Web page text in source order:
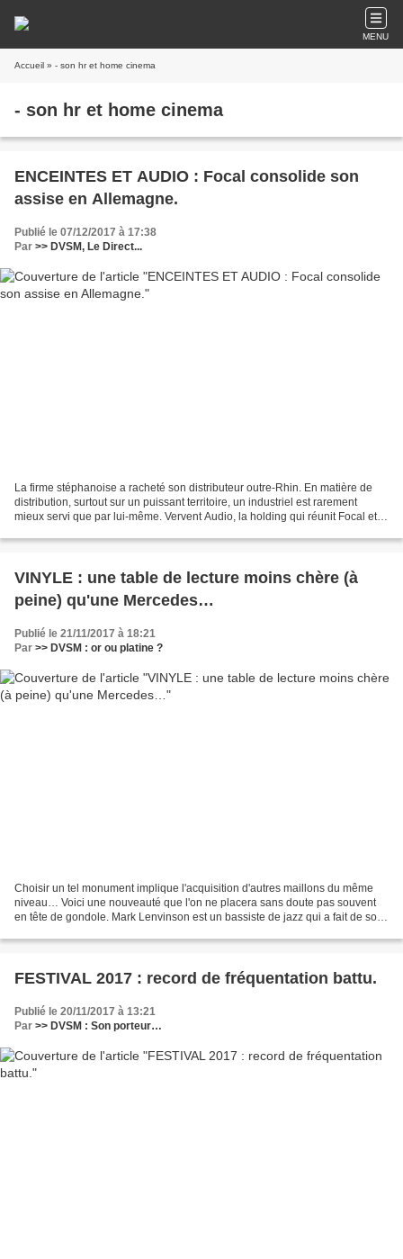
MENU
Accueil » - son hr et home cinema
- son hr et home cinema
ENCEINTES ET AUDIO : Focal consolide son
assise en Allemagne.
Publié le 07/12/2017 à 17:38
Par >> DVSM, Le Direct...
La firme stéphanoise a racheté son distributeur outre-Rhin. En matière de
distribution, surtout sur un puissant territoire, un industriel est rarement
mieux servi que par lui-même. Vervent Audio, la holding qui réunit Focal et
VINYLE : une table de lecture moins chère (à
peine) qu'une Mercedes…
Publié le 21/11/2017 à 18:21
Par >> DVSM : or ou platine ?
Choisir un tel monument implique l'acquisition d'autres maillons du même
niveau… Voici une nouveauté que l'on ne placera sans doute pas souvent
en tête de gondole. Mark Lenvinson est un bassiste de jazz qui a fait de son
FESTIVAL 2017 : record de fréquentation battu.
Publié le 20/11/2017 à 13:21
Par >> DVSM : Son porteur…